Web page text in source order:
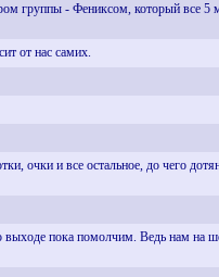
группы - Фениксом, который все 5
от нас самих.
очки и все остальное, до чего
выходе пока помолчим. Ведь нам на